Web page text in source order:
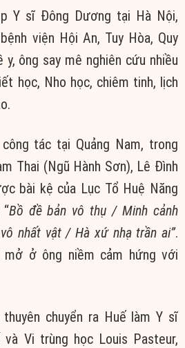
Y sĩ Đông Dương tại Hà Nội,
viện Hội An, Tuy Hòa, Quy
y, ông say mê nghiên cứu nhiều
học, Nho học, chiêm tinh, lịch
tác tại Quảng Nam, trong
Thai (Ngũ Hành Sơn), Lê Đình
bài kệ của Lục Tổ Huệ Năng
Bồ đề bản vô thụ / Minh cảnh
nhất vật / Hà xứ nhạ trần ai”.
mở ở ông niềm cảm hứng với
chuyển ra Huế làm Y sĩ
Vi trùng học Louis Pasteur,